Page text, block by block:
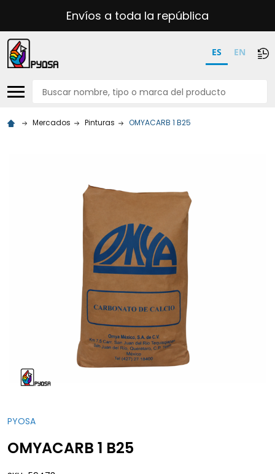
Envíos a toda la república
ES EN
Buscar
Mercados Pinturas OMYACARB 1 B25
PYOSA
OMYACARB 1 B25